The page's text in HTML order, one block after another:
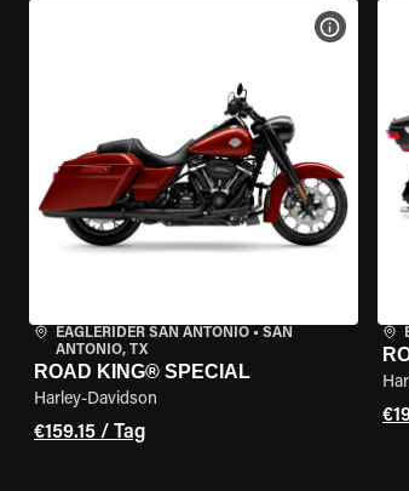
EAGLERIDER SAN ANTONIO • SAN
ANTONIO, TX
ROAD KING® SPECIAL
Harley-Davidson
€159.15 / Tag